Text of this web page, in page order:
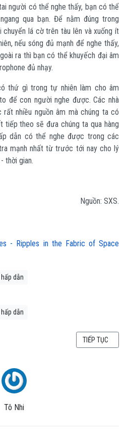
Tô Nhi
người có thể nghe thấy, bạn có thể
qua bạn. Để nằm đúng trong
chuyển lá cờ trên tàu lên và xuống ít
nếu sóng đủ mạnh để nghe thấy,
ra thì bạn có thể khuyếch đại âm
đủ nhạy.
thứ gì trong tự nhiên làm cho âm
để con người nghe được. Các nhà
nhiều nguồn âm mà chúng ta có
tiếp theo sẽ đưa chúng ta qua hàng
dẫn có thể nghe được trong các
mạnh nhất từ trước tới nay cho lý
thời gian.
Nguồn: SXS.
- Ripples in the Fabric of Space
dẫn
dẫn
VŨ TRỤ BÀI VIẾT KẾ
TIẾP TỤC